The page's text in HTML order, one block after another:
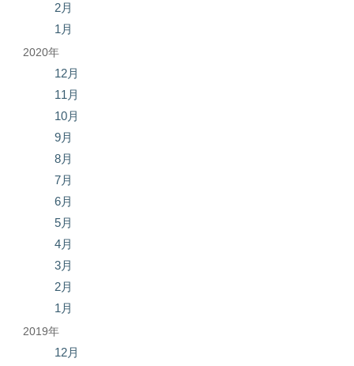
2月
1月
2020年
12月
11月
10月
9月
8月
7月
6月
5月
4月
3月
2月
1月
2019年
12月